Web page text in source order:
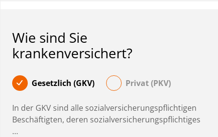
Wie sind Sie
krankenversichert?
Gesetzlich (GKV) Privat (PKV)
In der GKV sind alle sozialversicherungspflichtigen
Beschäftigten, deren sozialversicherungspflichtiges
…